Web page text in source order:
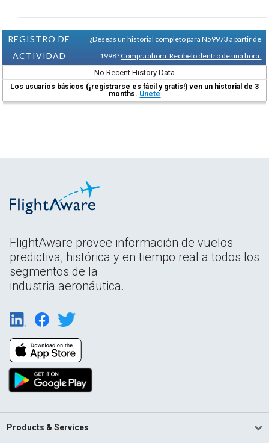
REGISTRO DE
ACTIVIDAD
¿Deseas un historial completo para N59973 a partir de
1998? Compra ahora. Recíbelo dentro de una hora.
No Recent History Data
Los usuarios básicos (¡registrarse es fácil y gratis!) ven un historial de 3
months. Únete
FlightAware provee información de vuelos
predictiva, histórica y en tiempo real a todos los
segmentos de la
industria aeronáutica.
Products & Services